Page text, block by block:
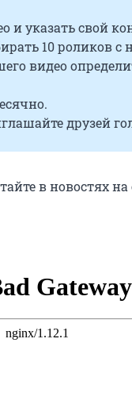
и указать свой
10 роликов с
видео
друзей
в новостях на